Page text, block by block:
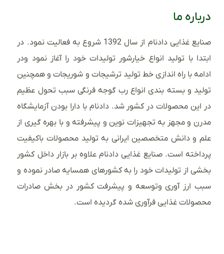
درباره ما
صنایع غذایی دادنام از سال 1392 شروع به فعالیت نمود. در
ابتدا با تولید انواع خیارشور تولیدات خود را آغاز نمود ودر
ادامه با راه اندازی خط تولید ترشیجات و شوریجات و همچنین
تولید و بسته بندی انواع رب گوجه فرنگی سبب تحول عظیم
در این محصولات در کشور شد. دادنام با دارا بودن آزمایشگاه
مدرن و مجهز به تجهیزات نوین و پیشرفته و با بهره گیری از
علم و دانش متخصصین ایرانی به تولید محصولات باکیفیت
پرداخته است. صنایع غذایی دادنام علاوه بر بازار داخل کشور
بخشی از تولیدات خود را به کشورهای همسایه صادر نموده و
سبب ارز آوری وتوسعه و پیشرفت کشور در بخش صادرات
محصولات غذایی فرآوری شده گردیده است.